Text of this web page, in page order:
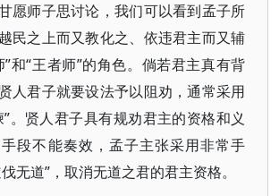
愿师子思讨论，我们可以看到孟子所
民之上而又教化之、依违君主而又辅
和“王者师”的角色。倘若君主真有背
人君子就要设法予以阻劝，通常采用
。贤人君子具有规劝君主的资格和义
段不能奏效，孟子主张采用非常手
无道”，取消无道之君的君主资格。